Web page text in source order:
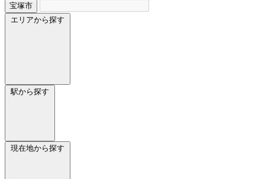
宝塚市
エリアから探す
駅から探す
現在地から探す